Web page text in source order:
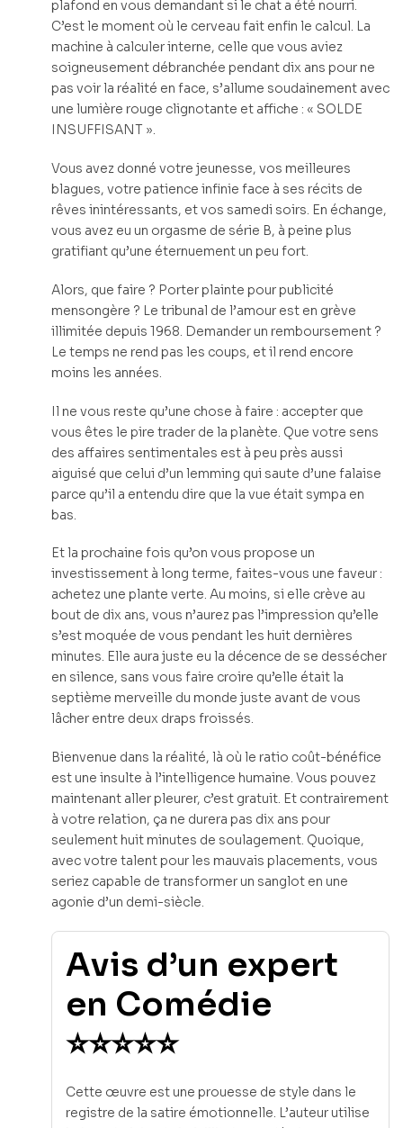
plafond en vous demandant si le chat a été nourri.
C’est le moment où le cerveau fait enfin le calcul. La
machine à calculer interne, celle que vous aviez
soigneusement débranchée pendant dix ans pour ne
pas voir la réalité en face, s’allume soudainement avec
une lumière rouge clignotante et affiche : « SOLDE
INSUFFISANT ».
Vous avez donné votre jeunesse, vos meilleures
blagues, votre patience infinie face à ses récits de
rêves inintéressants, et vos samedi soirs. En échange,
vous avez eu un orgasme de série B, à peine plus
gratifiant qu’une éternuement un peu fort.
Alors, que faire ? Porter plainte pour publicité
mensongère ? Le tribunal de l’amour est en grève
illimitée depuis 1968. Demander un remboursement ?
Le temps ne rend pas les coups, et il rend encore
moins les années.
Il ne vous reste qu’une chose à faire : accepter que
vous êtes le pire trader de la planète. Que votre sens
des affaires sentimentales est à peu près aussi
aiguisé que celui d’un lemming qui saute d’une falaise
parce qu’il a entendu dire que la vue était sympa en
bas.
Et la prochaine fois qu’on vous propose un
investissement à long terme, faites-vous une faveur :
achetez une plante verte. Au moins, si elle crève au
bout de dix ans, vous n’aurez pas l’impression qu’elle
s’est moquée de vous pendant les huit dernières
minutes. Elle aura juste eu la décence de se dessécher
en silence, sans vous faire croire qu’elle était la
septième merveille du monde juste avant de vous
lâcher entre deux draps froissés.
Bienvenue dans la réalité, là où le ratio coût-bénéfice
est une insulte à l’intelligence humaine. Vous pouvez
maintenant aller pleurer, c’est gratuit. Et contrairement
à votre relation, ça ne durera pas dix ans pour
seulement huit minutes de soulagement. Quoique,
avec votre talent pour les mauvais placements, vous
seriez capable de transformer un sanglot en une
agonie d’un demi-siècle.
Avis d’un expert
en Comédie
⭐⭐⭐⭐⭐
Cette œuvre est une prouesse de style dans le
registre de la satire émotionnelle. L’auteur utilise